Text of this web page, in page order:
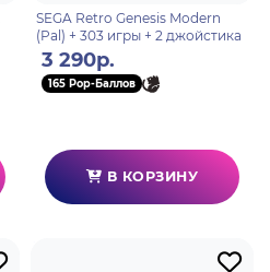
SEGA Retro Genesis Modern
(Pal) + 303 игры + 2 джойстика
3 290р.
165 Pop-Баллов
В КОРЗИНУ